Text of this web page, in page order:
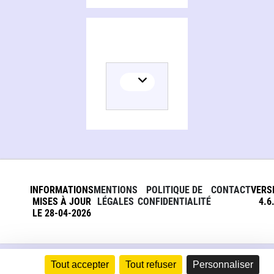
Tout accepter Tout refuser Personnaliser
INFORMATIONS
MISES À JOUR
LE 28-04-2026
MENTIONS
LÉGALES
POLITIQUE DE
CONFIDENTIALITÉ
CONTACT